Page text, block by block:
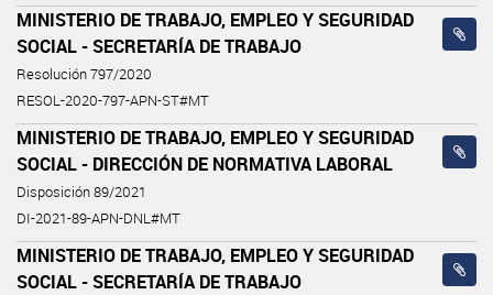
MINISTERIO DE TRABAJO, EMPLEO Y SEGURIDAD
SOCIAL - SECRETARÍA DE TRABAJO
Resolución 797/2020
RESOL-2020-797-APN-ST#MT
MINISTERIO DE TRABAJO, EMPLEO Y SEGURIDAD
SOCIAL - DIRECCIÓN DE NORMATIVA LABORAL
Disposición 89/2021
DI-2021-89-APN-DNL#MT
MINISTERIO DE TRABAJO, EMPLEO Y SEGURIDAD
SOCIAL - SECRETARÍA DE TRABAJO